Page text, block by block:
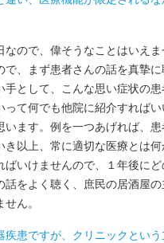
ので、偉そうなことはいえ
、まず患者さんの話を真摯
として、こんな思い症状の
って何でも他院に紹介すれば
ます。例を一つあげれば、
き以上、常に適切な医療とは
いけませんので、１年後に
をよく聴く、庶民の居酒屋
ん。
ですが、クリニックという